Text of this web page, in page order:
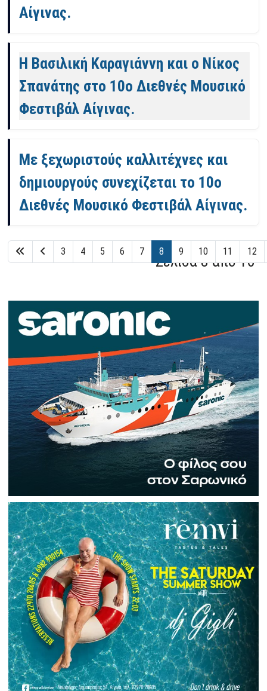
Αίγινας.
Η Βασιλική Καραγιάννη και ο Νίκος
Σπανάτης στο 10ο Διεθνές Μουσικό
Φεστιβάλ Αίγινας.
Με ξεχωριστούς καλλιτέχνες και
δημιουργούς συνεχίζεται το 10ο
Διεθνές Μουσικό Φεστιβάλ Αίγινας.
Σελίδα 8 από 16
3 4 5 6 7 8 9 10 11 12